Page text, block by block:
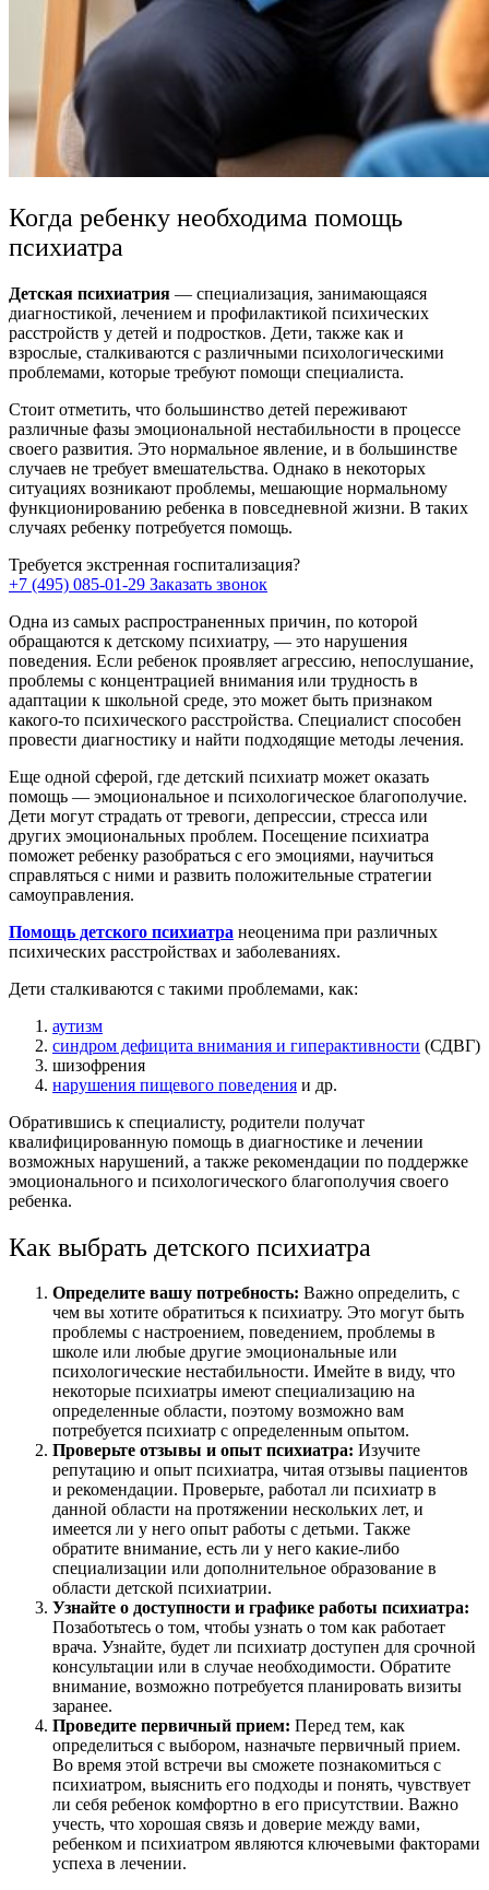
Когда ребенку необходима помощь
психиатра
Детская психиатрия — специализация, занимающаяся
диагностикой, лечением и профилактикой психических
расстройств у детей и подростков. Дети, также как и
взрослые, сталкиваются с различными психологическими
проблемами, которые требуют помощи специалиста.
Стоит отметить, что большинство детей переживают
различные фазы эмоциональной нестабильности в процессе
своего развития. Это нормальное явление, и в большинстве
случаев не требует вмешательства. Однако в некоторых
ситуациях возникают проблемы, мешающие нормальному
функционированию ребенка в повседневной жизни. В таких
случаях ребенку потребуется помощь.
Требуется экстренная госпитализация?
+7 (495) 085-01-29 Заказать звонок
Одна из самых распространенных причин, по которой
обращаются к детскому психиатру, — это нарушения
поведения. Если ребенок проявляет агрессию, непослушание,
проблемы с концентрацией внимания или трудность в
адаптации к школьной среде, это может быть признаком
какого-то психического расстройства. Специалист способен
провести диагностику и найти подходящие методы лечения.
Еще одной сферой, где детский психиатр может оказать
помощь — эмоциональное и психологическое благополучие.
Дети могут страдать от тревоги, депрессии, стресса или
других эмоциональных проблем. Посещение психиатра
поможет ребенку разобраться с его эмоциями, научиться
справляться с ними и развить положительные стратегии
самоуправления.
Помощь детского психиатра неоценима при различных
психических расстройствах и заболеваниях.
Дети сталкиваются с такими проблемами, как:
аутизм
синдром дефицита внимания и гиперактивности (СДВГ)
шизофрения
нарушения пищевого поведения и др.
Обратившись к специалисту, родители получат
квалифицированную помощь в диагностике и лечении
возможных нарушений, а также рекомендации по поддержке
эмоционального и психологического благополучия своего
ребенка.
Как выбрать детского психиатра
Определите вашу потребность: Важно определить, с
чем вы хотите обратиться к психиатру. Это могут быть
проблемы с настроением, поведением, проблемы в
школе или любые другие эмоциональные или
психологические нестабильности. Имейте в виду, что
некоторые психиатры имеют специализацию на
определенные области, поэтому возможно вам
потребуется психиатр с определенным опытом.
Проверьте отзывы и опыт психиатра: Изучите
репутацию и опыт психиатра, читая отзывы пациентов
и рекомендации. Проверьте, работал ли психиатр в
данной области на протяжении нескольких лет, и
имеется ли у него опыт работы с детьми. Также
обратите внимание, есть ли у него какие-либо
специализации или дополнительное образование в
области детской психиатрии.
Узнайте о доступности и графике работы психиатра:
Позаботьтесь о том, чтобы узнать о том как работает
врача. Узнайте, будет ли психиатр доступен для срочной
консультации или в случае необходимости. Обратите
внимание, возможно потребуется планировать визиты
заранее.
Проведите первичный прием: Перед тем, как
определиться с выбором, назначьте первичный прием.
Во время этой встречи вы сможете познакомиться с
психиатром, выяснить его подходы и понять, чувствует
ли себя ребенок комфортно в его присутствии. Важно
учесть, что хорошая связь и доверие между вами,
ребенком и психиатром являются ключевыми факторами
успеха в лечении.